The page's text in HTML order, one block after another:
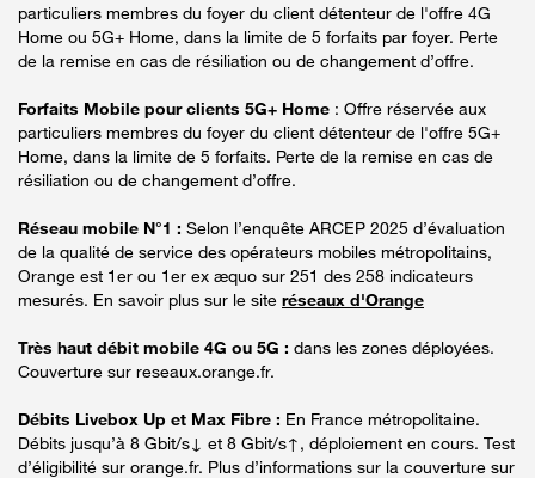
particuliers membres du foyer du client détenteur de l'offre 4G
Home ou 5G+ Home, dans la limite de 5 forfaits par foyer. Perte
de la remise en cas de résiliation ou de changement d’offre.
Forfaits Mobile pour clients 5G+ Home : Offre réservée aux
particuliers membres du foyer du client détenteur de l'offre 5G+
Home, dans la limite de 5 forfaits. Perte de la remise en cas de
résiliation ou de changement d’offre.
Réseau mobile N°1 : Selon l’enquête ARCEP 2025 d’évaluation
de la qualité de service des opérateurs mobiles métropolitains,
Orange est 1er ou 1er ex æquo sur 251 des 258 indicateurs
mesurés. En savoir plus sur le site réseaux d'Orange
Très haut débit mobile 4G ou 5G : dans les zones déployées.
Couverture sur reseaux.orange.fr.
Débits Livebox Up et Max Fibre : En France métropolitaine.
Débits jusqu’à 8 Gbit/s↓ et 8 Gbit/s↑, déploiement en cours. Test
d’éligibilité sur orange.fr. Plus d’informations sur la couverture sur